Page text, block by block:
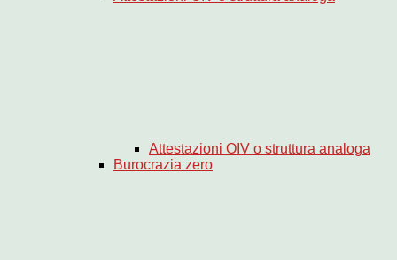
Attestazioni OIV o struttura analoga
Burocrazia zero